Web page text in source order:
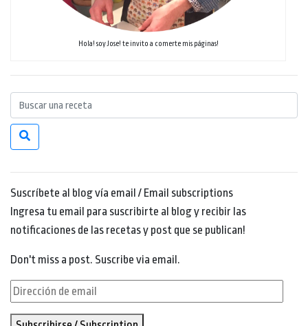
Hola! soy Jose! te invito a comerte mis páginas!
Suscríbete al blog vía email / Email subscriptions
Ingresa tu email para suscribirte al blog y recibir las
notificaciones de las recetas y post que se publican!
Don't miss a post. Suscribe via email.
Dirección